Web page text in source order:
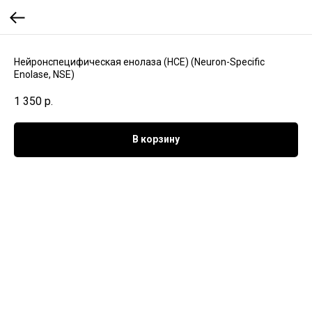
Нейронспецифическая енолаза (НСЕ) (Neuron-Specific
Enolase, NSE)
1 350 р.
В корзину